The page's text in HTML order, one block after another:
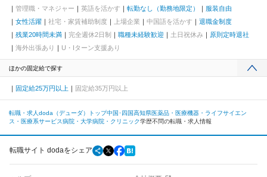
管理職・マネジャー
英語を活かす 転勤なし（勤務地限定）
服装自由
女性活躍
社宅・家賃補助制度 上場企業 中国語を活かす
退職金制度
残業20時間未満
完全週休2日制 職種未経験歓迎 土日祝休み
原則定時退社
海外出張あり
U・Iターン支援あり
ほかの固定給で探す
固定給25万円以上 固定給35万円以上
転職・求人doda（デューダ）トップ中国･四国高知県医薬品・医療機器・ライフサイエン
ス・医療系サービス病院・大学病院・クリニック学歴不問の転職・求人情報
転職サイト dodaをシェア